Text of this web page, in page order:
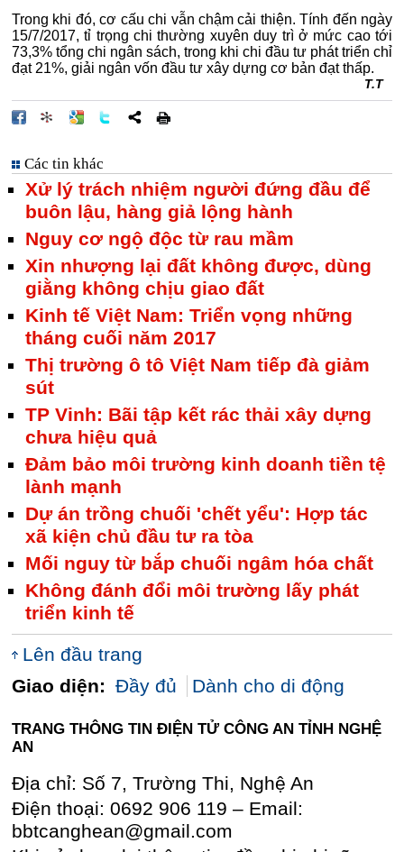
Trong khi đó, cơ cấu chi vẫn chậm cải thiện. Tính đến ngày
15/7/2017, tỉ trọng chi thường xuyên duy trì ở mức cao tới
73,3% tổng chi ngân sách, trong khi chi đầu tư phát triển chỉ
đạt 21%, giải ngân vốn đầu tư xây dựng cơ bản đạt thấp.
T.T
Các tin khác
Xử lý trách nhiệm người đứng đầu để
buôn lậu, hàng giả lộng hành
Nguy cơ ngộ độc từ rau mầm
Xin nhượng lại đất không được, dùng
giằng không chịu giao đất
Kinh tế Việt Nam: Triển vọng những
tháng cuối năm 2017
Thị trường ô tô Việt Nam tiếp đà giảm
sút
TP Vinh: Bãi tập kết rác thải xây dựng
chưa hiệu quả
Đảm bảo môi trường kinh doanh tiền tệ
lành mạnh
Dự án trồng chuối 'chết yểu': Hợp tác
xã kiện chủ đầu tư ra tòa
Mối nguy từ bắp chuối ngâm hóa chất
Không đánh đổi môi trường lấy phát
triển kinh tế
Lên đầu trang
Giao diện: Đầy đủ Dành cho di động
TRANG THÔNG TIN ĐIỆN TỬ CÔNG AN TỈNH NGHỆ
AN
Địa chỉ: Số 7, Trường Thi, Nghệ An
Điện thoại: 0692 906 119 – Email:
bbtcanghean@gmail.com